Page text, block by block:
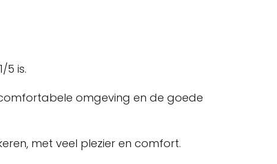
5 is.
omgeving en de goede
met veel plezier en comfort.